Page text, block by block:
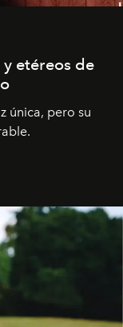
etéreos de
única, pero su